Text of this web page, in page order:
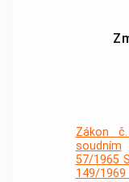
Zákon
soudním
57/1965
149/1969